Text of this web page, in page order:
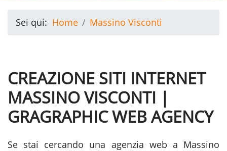
Sei qui: Home Massino Visconti
CREAZIONE SITI INTERNET
MASSINO VISCONTI |
GRAGRAPHIC WEB AGENCY
Se stai cercando una agenzia web a Massino